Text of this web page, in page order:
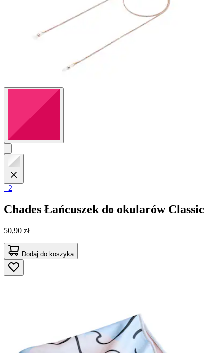
+2
Chades Łańcuszek do okularów Classic
50,90 zł
Dodaj do koszyka